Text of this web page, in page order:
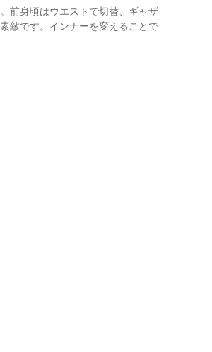
前身頃はウエストで切替、ギャザ
敵です。インナーを変えることで